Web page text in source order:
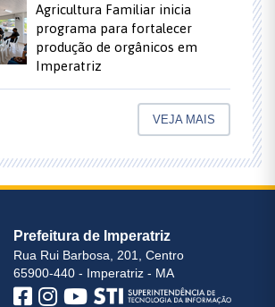
Agricultura Familiar inicia
programa para fortalecer
produção de orgânicos em
Imperatriz
VEJA MAIS
Prefeitura de Imperatriz
Rua Rui Barbosa, 201, Centro
65900-440 - Imperatriz - MA